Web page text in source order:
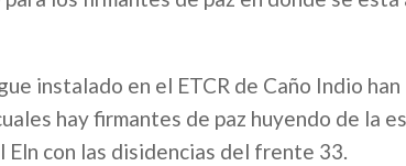
instalado en el ETCR de Caño Indio
hay firmantes de paz huyendo de la
con las disidencias del frente 33.